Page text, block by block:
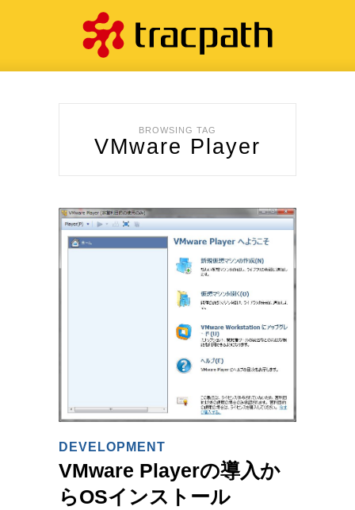
BROWSING TAG
VMware Player
DEVELOPMENT
VMware Playerの導入か
らOSインストール